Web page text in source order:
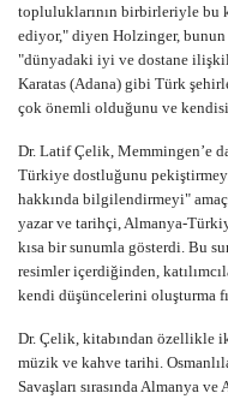
topluluklarının birbirleriyle bu
ediyor," diyen Holzinger,
"dünyadaki iyi ve dostane
Karatas (Adana) gibi Türk
çok önemli olduğunu ve
Dr. Latif Çelik, Memmingen’e
Türkiye dostluğunu
hakkında bilgilendirmeyi"
yazar ve tarihçi, Almanya-
kısa bir sunumla gösterdi. Bu
resimler içerdiğinden,
kendi düşüncelerini oluşturma
Dr. Çelik, kitabından özellikle
müzik ve kahve tarihi.
Savaşları sırasında Almanya